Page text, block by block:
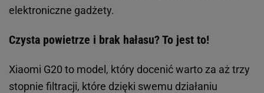
elektroniczne gadżety.
Czysta powietrze i brak hałasu? To jest to!
Xiaomi G20 to model, który docenić warto za aż trzy
stopnie filtracji, które dzięki swemu działaniu